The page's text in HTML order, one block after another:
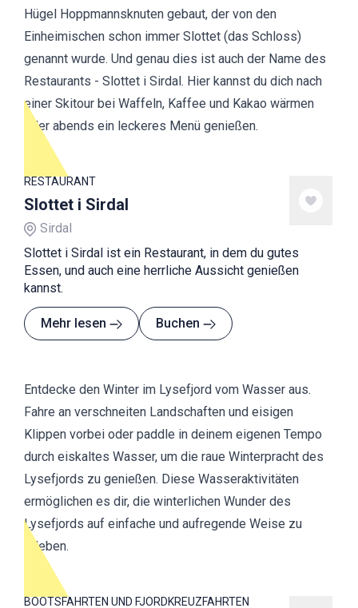
Hügel Hoppmannsknuten gebaut, der von den
Einheimischen schon immer Slottet (das Schloss)
genannt wurde. Und genau dies ist auch der Name des
Restaurants - Slottet i Sirdal. Hier kannst du dich nach
einer Skitour bei Waffeln, Kaffee und Kakao wärmen
oder abends ein leckeres Menü genießen.
RESTAURANT
Slottet i Sirdal
Sirdal
Slottet i Sirdal ist ein Restaurant, in dem du gutes
Essen, und auch eine herrliche Aussicht genießen
kannst.
Mehr lesen Buchen
Entdecke den Winter im Lysefjord vom Wasser aus.
Fahre an verschneiten Landschaften und eisigen
Klippen vorbei oder paddle in deinem eigenen Tempo
durch eiskaltes Wasser, um die raue Winterpracht des
Lysefjords zu genießen. Diese Wasseraktivitäten
ermöglichen es dir, die winterlichen Wunder des
Lysefjords auf einfache und aufregende Weise zu
erleben.
BOOTSFAHRTEN UND FJORDKREUZFAHRTEN